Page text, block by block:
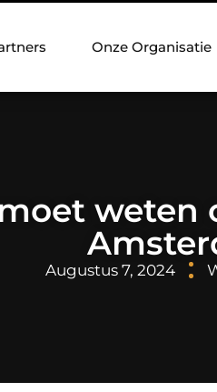
Onze Organisatie
weten
Augustus 7, 2024